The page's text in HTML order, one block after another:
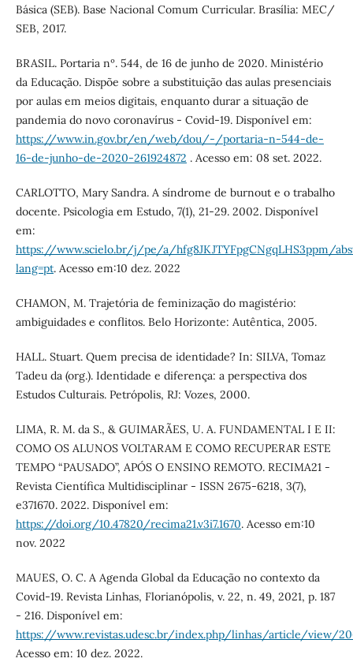
Básica (SEB). Base Nacional Comum Curricular. Brasília: MEC/
SEB, 2017.
BRASIL. Portaria nº. 544, de 16 de junho de 2020. Ministério
da Educação. Dispõe sobre a substituição das aulas presenciais
por aulas em meios digitais, enquanto durar a situação de
pandemia do novo coronavírus - Covid-19. Disponível em:
https://www.in.gov.br/en/web/dou/-/portaria-n-544-de-
16-de-junho-de-2020-261924872 . Acesso em: 08 set. 2022.
CARLOTTO, Mary Sandra. A síndrome de burnout e o trabalho
docente. Psicologia em Estudo, 7(1), 21-29. 2002. Disponível
em:
https://www.scielo.br/j/pe/a/hfg8JKJTYFpgCNgqLHS3ppm/
lang=pt. Acesso em:10 dez. 2022
CHAMON, M. Trajetória de feminização do magistério:
ambiguidades e conflitos. Belo Horizonte: Autêntica, 2005.
HALL. Stuart. Quem precisa de identidade? In: SILVA, Tomaz
Tadeu da (org.). Identidade e diferença: a perspectiva dos
Estudos Culturais. Petrópolis, RJ: Vozes, 2000.
LIMA, R. M. da S., & GUIMARÃES, U. A. FUNDAMENTAL I E II:
COMO OS ALUNOS VOLTARAM E COMO RECUPERAR ESTE
TEMPO “PAUSADO”, APÓS O ENSINO REMOTO. RECIMA21 -
Revista Científica Multidisciplinar - ISSN 2675-6218, 3(7),
e371670. 2022. Disponível em:
https://doi.org/10.47820/recima21.v3i7.1670. Acesso em:10
nov. 2022
MAUES, O. C. A Agenda Global da Educação no contexto da
Covid-19. Revista Linhas, Florianópolis, v. 22, n. 49, 2021, p. 187
- 216. Disponível em:
https://www.revistas.udesc.br/index.php/linhas/article/view/
Acesso em: 10 dez. 2022.